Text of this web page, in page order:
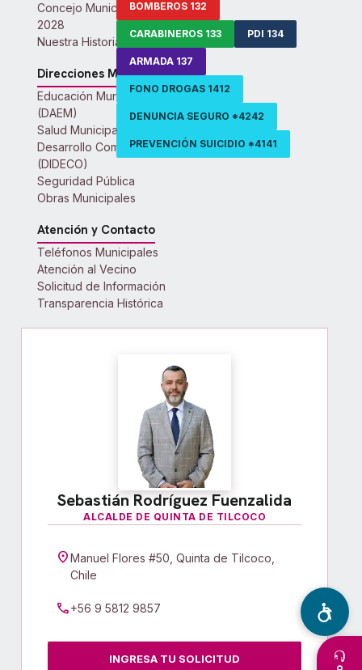
Concejo Municipal 2024-
2028
Nuestra Historia
Direcciones Municipales
Educación Municipal
(DAEM)
Salud Municipal
Desarrollo Comunitario
(DIDECO)
Seguridad Pública
Obras Municipales
Atención y Contacto
Teléfonos Municipales
Atención al Vecino
Solicitud de Información
Transparencia Histórica
BOMBEROS 132
CARABINEROS 133 PDI 134
ARMADA 137
FONO DROGAS 1412
DENUNCIA SEGURO *4242
PREVENCIÓN SUICIDIO *4141
Sebastián Rodríguez Fuenzalida
ALCALDE DE QUINTA DE TILCOCO
location_onManuel Flores #50, Quinta de Tilcoco,
Chile
call+56 9 5812 9857
INGRESA TU SOLICITUD